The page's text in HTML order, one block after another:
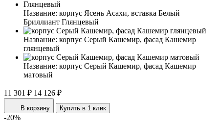
Название: корпус Ясень Асахи, вставка Белый
Бриллиант Глянцевый
Название: корпус Серый Кашемир, фасад Кашемир
глянцевый
Название: корпус Серый Кашемир, фасад Кашемир
матовый
11 301 ₽ 14 126 ₽
В корзину Купить в 1 клик
-20%